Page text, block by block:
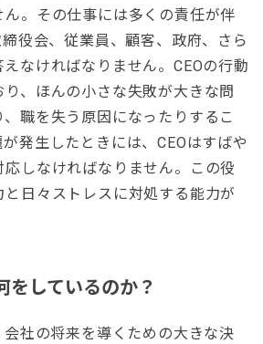
。その仕事には多くの責任が伴
締役会、従業員、顧客、政府、さら
なければなりません。CEOの行動
、ほんの小さな失敗が大きな問
職を失う原因になったりするこ
発生したときには、CEOはすばや
応しなければなりません。この役
日々ストレスに対処する能力が
をしているのか？
会社の将来を導くための大きな決